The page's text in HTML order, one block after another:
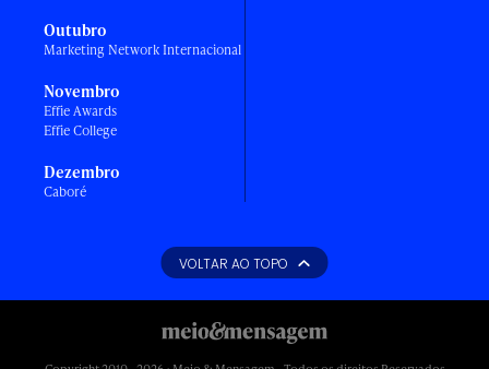
Outubro
Marketing Network Internacional
Novembro
Effie Awards
Effie College
Dezembro
Caboré
VOLTAR AO TOPO